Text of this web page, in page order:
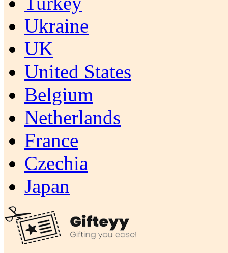
Ukraine
UK
United States
Belgium
Netherlands
France
Czechia
Japan